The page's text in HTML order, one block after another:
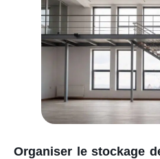
Organiser le stockage